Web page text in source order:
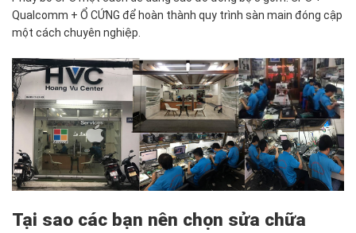
Qualcomm + Ổ CỨNG để hoàn thành quy trình sàn main đóng cập
một cách chuyên nghiệp.
Tại sao các bạn nên chọn sửa chữa